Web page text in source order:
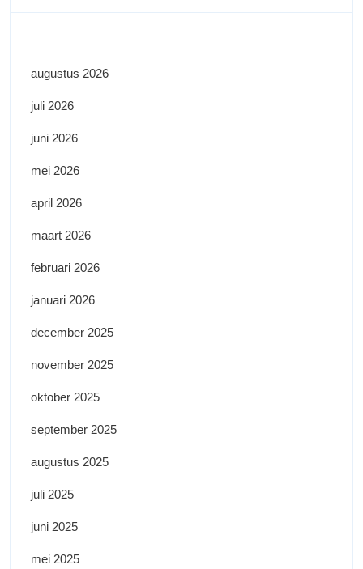
augustus 2026
juli 2026
juni 2026
mei 2026
april 2026
maart 2026
februari 2026
januari 2026
december 2025
november 2025
oktober 2025
september 2025
augustus 2025
juli 2025
juni 2025
mei 2025